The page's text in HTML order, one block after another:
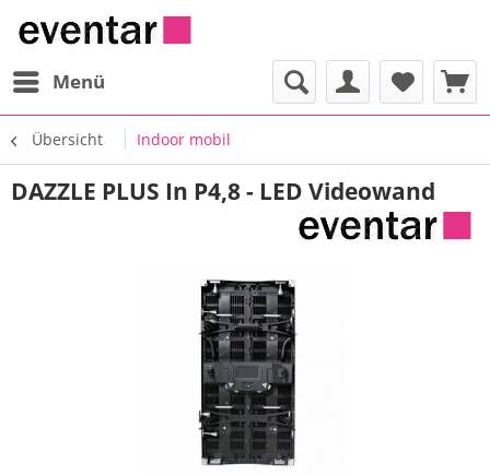
Menü
Übersicht Indoor mobil
DAZZLE PLUS In P4,8 - LED Videowand